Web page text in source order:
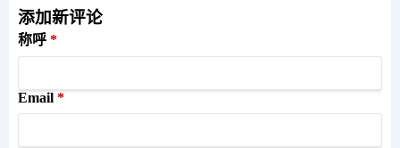
添加新评论
称呼
Email